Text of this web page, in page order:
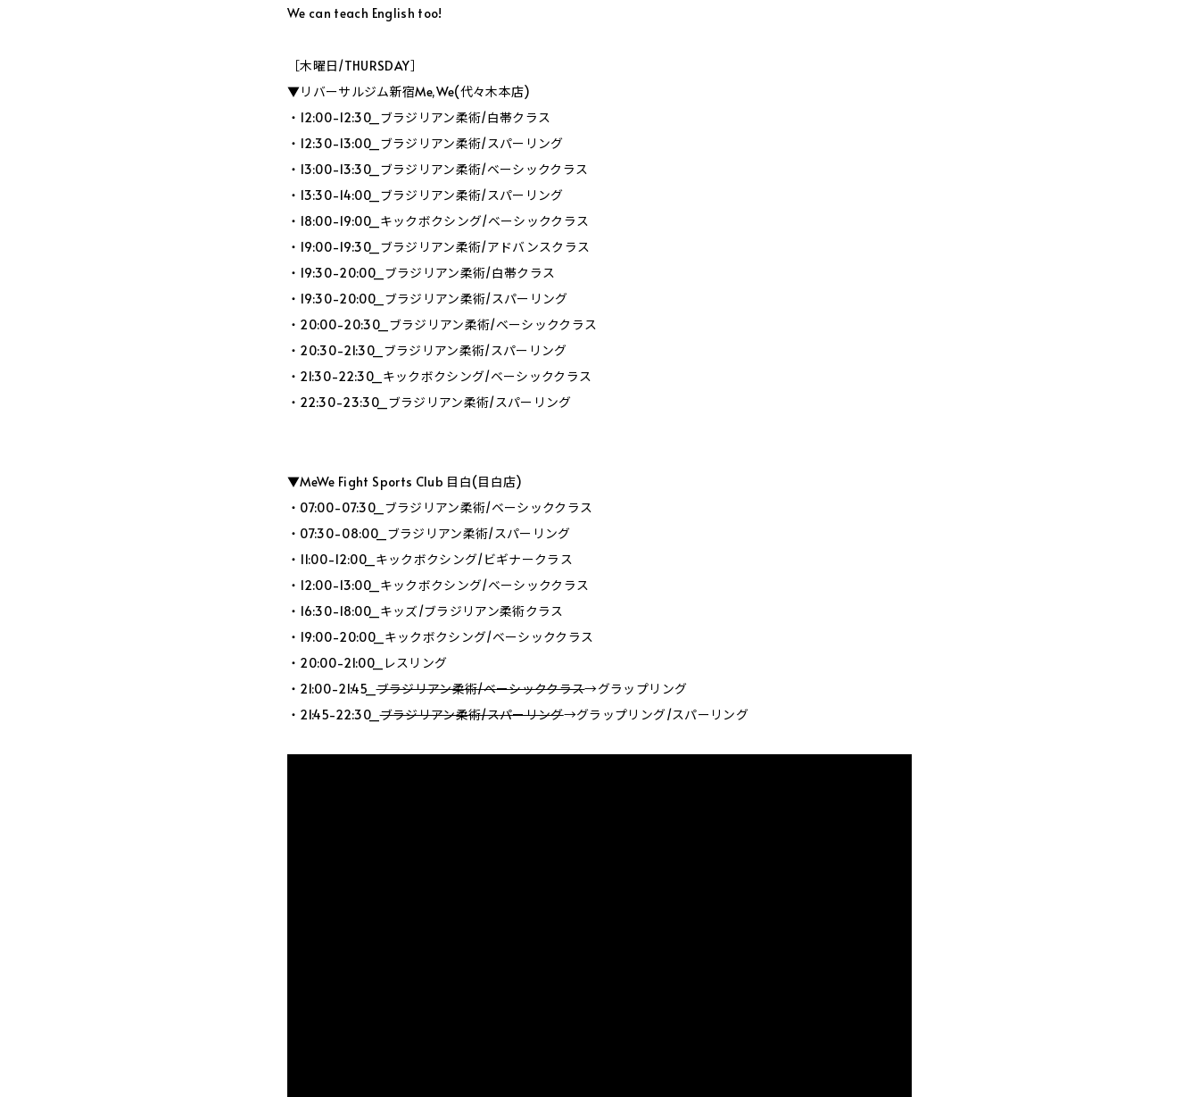
We can teach English too!
［木曜日/THURSDAY］
▼リバーサルジム新宿Me,We(代々木本店)
・12:00-12:30_ブラジリアン柔術/白帯クラス
・12:30-13:00_ブラジリアン柔術/スパーリング
・13:00-13:30_ブラジリアン柔術/ベーシッククラス
・13:30-14:00_ブラジリアン柔術/スパーリング
・18:00-19:00_キックボクシング/ベーシッククラス
・19:00-19:30_ブラジリアン柔術/アドバンスクラス
・19:30-20:00_ブラジリアン柔術/白帯クラス
・19:30-20:00_ブラジリアン柔術/スパーリング
・20:00-20:30_ブラジリアン柔術/ベーシッククラス
・20:30-21:30_ブラジリアン柔術/スパーリング
・21:30-22:30_キックボクシング/ベーシッククラス
・22:30-23:30_ブラジリアン柔術/スパーリング
▼MeWe Fight Sports Club 目白(目白店)
・07:00-07:30_ブラジリアン柔術/ベーシッククラス
・07:30-08:00_ブラジリアン柔術/スパーリング
・11:00-12:00_キックボクシング/ビギナークラス
・12:00-13:00_キックボクシング/ベーシッククラス
・16:30-18:00_キッズ/ブラジリアン柔術クラス
・19:00-20:00_キックボクシング/ベーシッククラス
・20:00-21:00_レスリング
・21:00-21:45_ブラジリアン柔術/ベーシッククラス→グラップリング
・21:45-22:30_ブラジリアン柔術/スパーリング→グラップリング/スパーリング